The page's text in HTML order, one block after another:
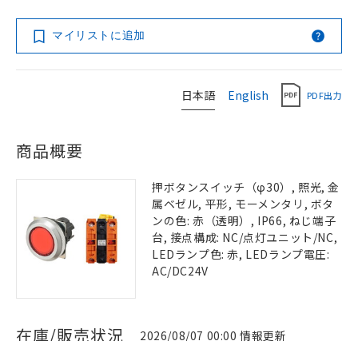
マイリストに追加
日本語 English PDF出力
商品概要
押ボタンスイッチ（φ30）, 照光, 金
属ベゼル, 平形, モーメンタリ, ボタ
ンの色: 赤（透明）, IP66, ねじ端子
台, 接点構成: NC/点灯ユニット/NC,
LEDランプ色: 赤, LEDランプ電圧:
AC/DC24V
在庫/販売状況
2026/08/07 00:00 情報更新